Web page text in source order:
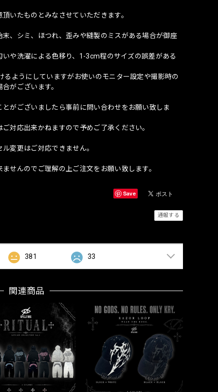
いたものとみなさせていただきます。
、シミ、ほつれ、歪みや縫製のミスがある場合が御座
や洗濯による色移り、1-3cm程のサイズの誤差がある
ようにしていますがお使いのモニター設定や撮影時の
がございます。
がございましたら事前に問い合わせをお願い致しま
対応出来かねますので予めご了承ください。
変更はご対応できません。
せんのでご理解の上ご注文をお願い致します。
Save
通報する
381 33
関連商品